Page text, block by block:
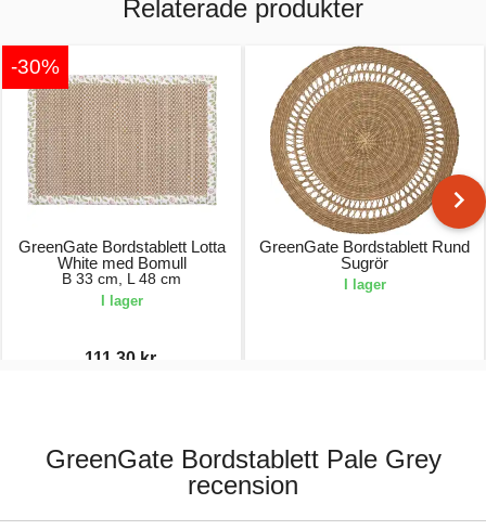
Relaterade produkter
-30%
GreenGate Bordstablett Lotta
White med Bomull
B 33 cm, L 48 cm
I lager
111,30 kr.
GreenGate Bordstablett Rund
Sugrör
I lager
GreenGate Bordstablett Pale Grey
recension